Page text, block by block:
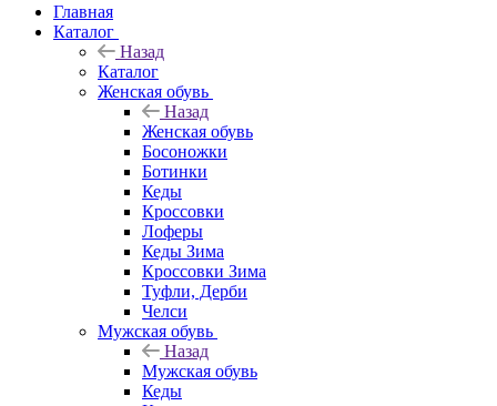
Главная
Каталог
Назад
Каталог
Женская обувь
Назад
Женская обувь
Босоножки
Ботинки
Кеды
Кроссовки
Лоферы
Кеды Зима
Кроссовки Зима
Туфли, Дерби
Челси
Мужская обувь
Назад
Мужская обувь
Кеды